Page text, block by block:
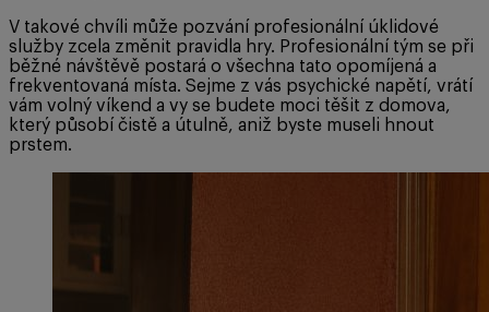
V takové chvíli může pozvání profesionální úklidové
služby zcela změnit pravidla hry. Profesionální tým se při
běžné návštěvě postará o všechna tato opomíjená a
frekventovaná místa. Sejme z vás psychické napětí, vrátí
vám volný víkend a vy se budete moci těšit z domova,
který působí čistě a útulně, aniž byste museli hnout
prstem.